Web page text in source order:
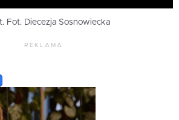
Fot. Diecezja Sosnowiecka
REKLAMA